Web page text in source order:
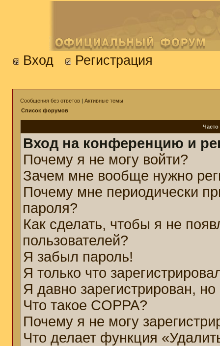
Вход Регистрация
Сообщения без ответов | Активные темы
Список форумов
Вход на конференцию и
Почему я не могу войти?
Зачем мне вообще нужно
Почему мне периодически
пароля?
Как сделать, чтобы я не
пользователей?
Я забыл пароль!
Я только что
Я давно зарегистрирован,
Что такое COPPA?
Почему я не могу
Что делает функция